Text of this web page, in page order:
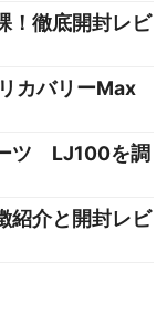
！徹底開封レビ
カバリーMax
ーツ LJ100を調
紹介と開封レビ